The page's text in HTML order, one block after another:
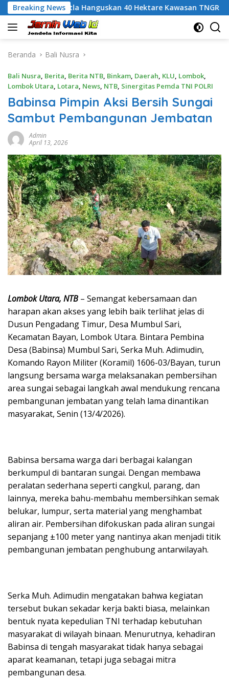
Langsung
ke
konten
Breaking News
Karhutla Hanguskan 40 Hektare Kawasan TNGR Sembalun,
Beranda Bali Nusra
Bali Nusra, Berita, Berita NTB, Binkam, Daerah, KLU, Lombok,
Lombok Utara, Lotara, News, NTB, Sinergitas Pemda TNI POLRI
Babinsa Pimpin Aksi Bersih Sungai
Sambut Pembangunan Jembatan
Admin
April 13, 2026
Lombok Utara, NTB – Semangat kebersamaan dan
harapan akan akses yang lebih baik terlihat jelas di
Dusun Pengadang Timur, Desa Mumbul Sari,
Kecamatan Bayan, Lombok Utara. Bintara Pembina
Desa (Babinsa) Mumbul Sari, Serka Muh. Adimudin,
Komando Rayon Militer (Koramil) 1606-03/Bayan, turun
langsung bersama warga melaksanakan pembersihan
area sungai sebagai langkah awal mendukung rencana
pembangunan jembatan yang telah lama dinantikan
masyarakat, Senin (13/4/2026).
Babinsa bersama warga dari berbagai kalangan
berkumpul di bantaran sungai. Dengan membawa
peralatan sederhana seperti cangkul, parang, dan
lainnya, mereka bahu-membahu membersihkan semak
belukar, lumpur, serta material yang menghambat
aliran air. Pembersihan difokuskan pada aliran sungai
sepanjang ±100 meter yang nantinya akan menjadi titik
pembangunan jembatan penghubung antarwilayah.
Serka Muh. Adimudin mengatakan bahwa kegiatan
tersebut bukan sekadar kerja bakti biasa, melainkan
bentuk nyata kepedulian TNI terhadap kebutuhan
masyarakat di wilayah binaan. Menurutnya, kehadiran
Babinsa di tengah masyarakat tidak hanya sebagai
aparat keamanan, tetapi juga sebagai mitra
pembangunan desa.